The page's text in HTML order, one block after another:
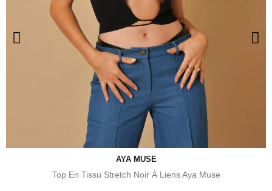
AYA MUSE
Top En Tissu Stretch Noir À Liens Aya Muse